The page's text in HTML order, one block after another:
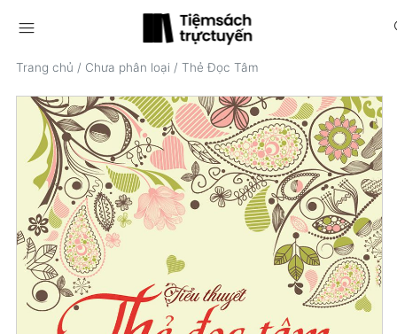
menu
Trang chủ / Chưa phân loại / Thẻ Đọc Tâm